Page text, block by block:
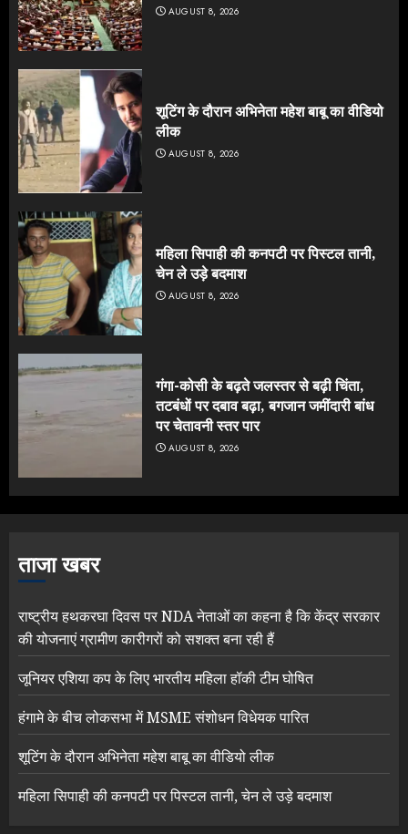
AUGUST 8, 2026
शूटिंग के दौरान अभिनेता महेश बाबू का वीडियो
लीक
AUGUST 8, 2026
महिला सिपाही की कनपटी पर पिस्टल तानी,
चेन ले उड़े बदमाश
AUGUST 8, 2026
गंगा-कोसी के बढ़ते जलस्तर से बढ़ी चिंता,
तटबंधों पर दबाव बढ़ा, बगजान जमींदारी बांध
पर चेतावनी स्तर पार
AUGUST 8, 2026
ताजा खबर
राष्ट्रीय हथकरघा दिवस पर NDA नेताओं का कहना है कि केंद्र सरकार
की योजनाएं ग्रामीण कारीगरों को सशक्त बना रही हैं
जूनियर एशिया कप के लिए भारतीय महिला हॉकी टीम घोषित
हंगामे के बीच लोकसभा में MSME संशोधन विधेयक पारित
शूटिंग के दौरान अभिनेता महेश बाबू का वीडियो लीक
महिला सिपाही की कनपटी पर पिस्टल तानी, चेन ले उड़े बदमाश